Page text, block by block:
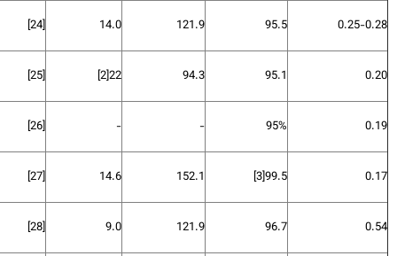
0.25-
95.5
121.9
14.0
95.1
94.3
[2]
95%
99.5
[3]
152.1
14.6
96.7
121.9